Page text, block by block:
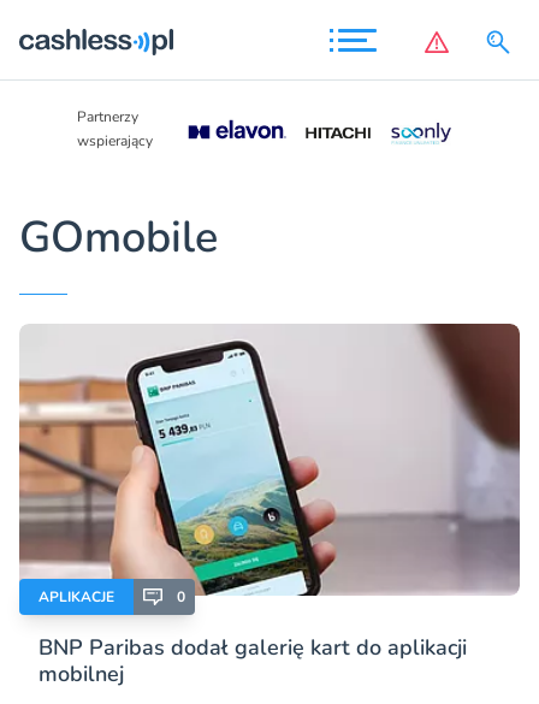
Partnerzy
wspierający
GOmobile
APLIKACJE 0
BNP Paribas dodał galerię kart do aplikacji
mobilnej